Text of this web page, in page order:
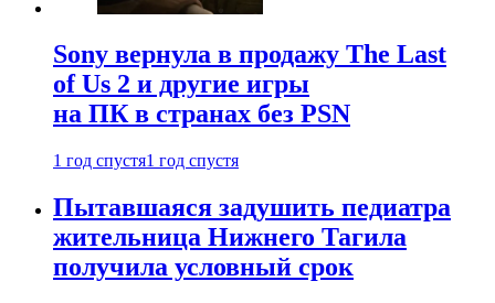
Sony вернула в продажу The Last
of Us 2 и другие игры
на ПК в странах без PSN
1 год спустя1 год спустя
Пытавшаяся задушить педиатра
жительница Нижнего Тагила
получила условный срок